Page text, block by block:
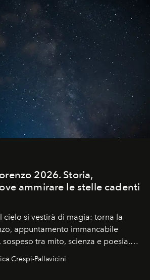
2026. Storia,
ammirare le stelle cadenti
cielo si vestirà di magia: torna la
, appuntamento immancabile
sospeso tra mito, scienza e poesia.
il passaggio delle
Crespi-Pallavicini